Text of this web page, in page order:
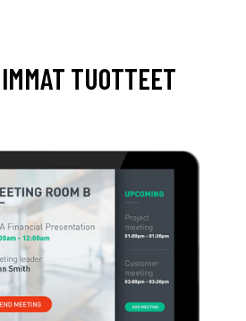
TUOTTEET